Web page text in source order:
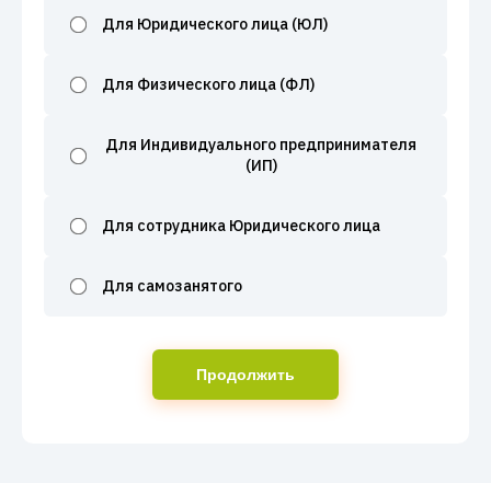
Для Юридического лица (ЮЛ)
Для Физического лица (ФЛ)
Для Индивидуального предпринимателя
(ИП)
Для сотрудника Юридического лица
Для самозанятого
Продолжить